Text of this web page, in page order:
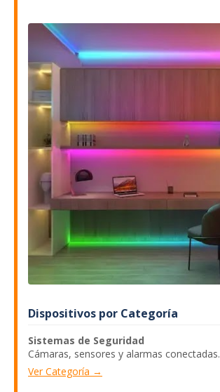
Dispositivos por Categoría
Sistemas de Seguridad
Cámaras, sensores y alarmas conectadas.
Ver Categoría →